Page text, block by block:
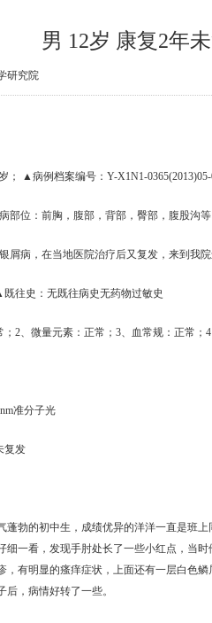
男 12岁 康复2年
研究院
▲病例档案编号：Y-X1N1-0365(2013)05-
位：前胸，腹部，背部，臀部，腹股沟
病，在当地医院治疗后又复发，来到我院
史：无既往病史无药物过敏史
、微量元素：正常；3、血常规：正常；4
准分子光
发
勃的初中生，成绩优异的洋洋一直是班上
细一看，发现手肘处长了一些小红点，当
，有明显的瘙痒症状，上面还有一层白色
，病情好转了一些。